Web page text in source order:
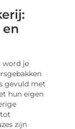
word je
gevuld met
hun eigen
zijn